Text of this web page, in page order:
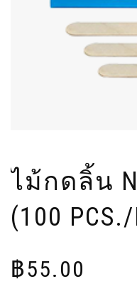
ไม้กดลิ้น
(100 PCS./
฿55.00